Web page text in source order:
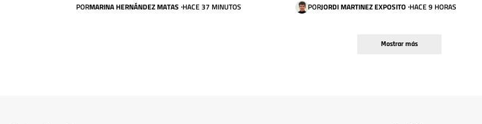
PORMARINA HERNÁNDEZ MATAS HACE 37 MINUTOS PORJORDI MARTINEZ EXPOSITO HACE 9 HORAS
Mostrar más